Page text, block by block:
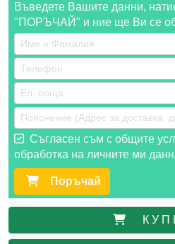
Въведете Вашите данни,
"ПОРЪЧАЙ" и ние ще Ви се
Съгласен съм с общите
обработка на личните ми
Поръчай
К У